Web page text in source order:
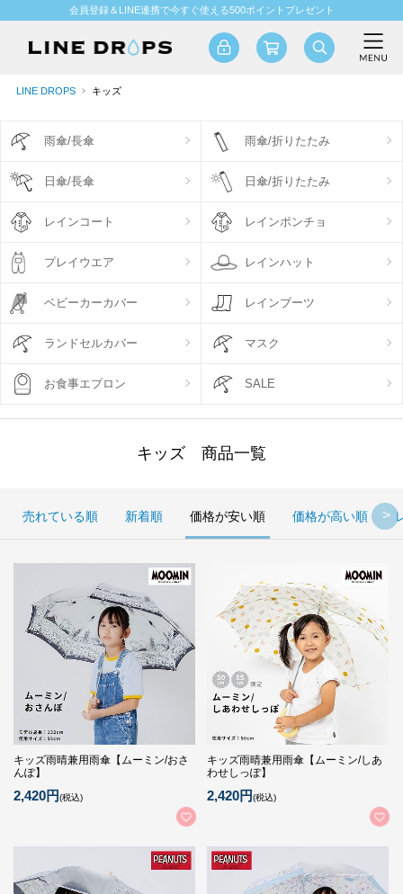
会員登録＆LINE連携で今すぐ使える500ポイントプレゼント
LINE DROPS キッズ
雨傘/長傘 雨傘/折りたたみ
日傘/長傘 日傘/折りたたみ
レインコート レインポンチョ
プレイウエア レインハット
ベビーカーカバー レインブーツ
ランドセルカバー マスク
お食事エプロン SALE
キッズ 商品一覧
売れている順 新着順 価格が安い順 価格が高い順
キッズ雨晴兼用雨傘【ムーミン/おさ
んぽ】
2,420円(税込)
キッズ雨晴兼用雨傘【ムーミン/しあ
わせしっぽ】
2,420円(税込)